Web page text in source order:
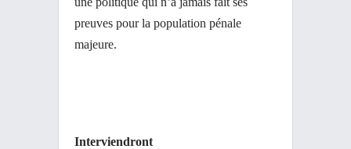
preuves pour la population pénale
majeure.
Interviendront